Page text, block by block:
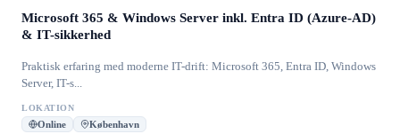
Microsoft 365 & Windows Server inkl. Entra ID (Azure-AD)
& IT-sikkerhed
Praktisk erfaring med moderne IT-drift: Microsoft 365, Entra ID, Windows
Server, IT-s...
LOKATION
Online København